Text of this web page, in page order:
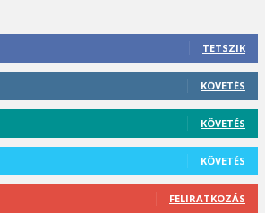
TETSZIK
KÖVETÉS
KÖVETÉS
KÖVETÉS
FELIRATKOZÁS